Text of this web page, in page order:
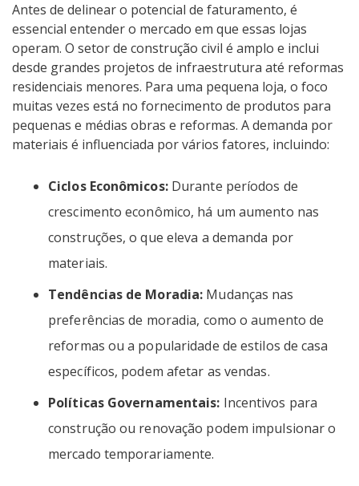
Antes de delinear o potencial de faturamento, é
essencial entender o mercado em que essas lojas
operam. O setor de construção civil é amplo e inclui
desde grandes projetos de infraestrutura até reformas
residenciais menores. Para uma pequena loja, o foco
muitas vezes está no fornecimento de produtos para
pequenas e médias obras e reformas. A demanda por
materiais é influenciada por vários fatores, incluindo:
Ciclos Econômicos:Durante períodos de
crescimento econômico, há um aumento nas
construções, o que eleva a demanda por
materiais.
Tendências de Moradia: Mudanças nas
preferências de moradia, como o aumento de
reformas ou a popularidade de estilos de casa
específicos, podem afetar as vendas.
Políticas Governamentais: Incentivos para
construção ou renovação podem impulsionar o
mercado temporariamente.